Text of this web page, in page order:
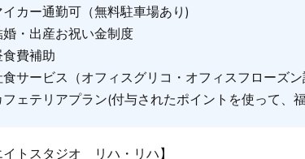
イカー通勤可（無料駐車場あり)
婚・出産お祝い金制度
食費補助
食サービス（オフィスグリコ・オフィスフローズン
フェテリアプラン(付与されたポイントを使って
イトスタジオ リハ・リハ】